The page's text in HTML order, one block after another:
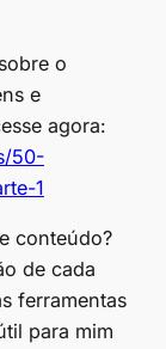
o
e
agora:
50-
1
conteúdo?
de cada
ferramentas
para mim